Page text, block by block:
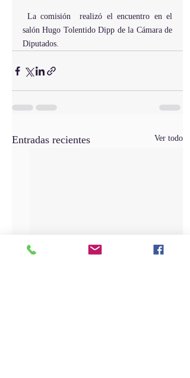
salón Hugo Tolentido Dipp de la Cámara de
Diputados.
Entradas recientes Ver todo